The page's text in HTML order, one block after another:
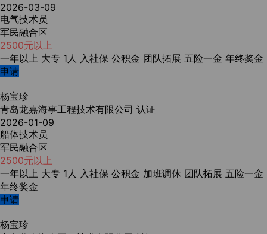
2026-03-09
电气技术员
军民融合区
2500元以上
一年以上 大专 1人 入社保 公积金 团队拓展 五险一金 年终奖金
申请
杨宝珍
青岛龙嘉海事工程技术有限公司 认证
2026-01-09
船体技术员
军民融合区
2500元以上
一年以上 大专 1人 入社保 公积金 加班调休 团队拓展 五险一金
年终奖金
申请
杨宝珍